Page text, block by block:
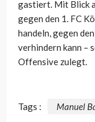
gastiert. Mit Blick
gegen den 1. FC
handeln, gegen
verhindern kann –
Offensive zulegt.
Tags : Manuel